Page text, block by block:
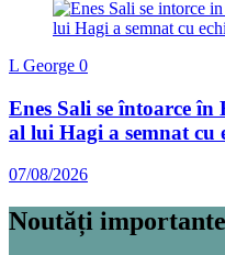
L George 0
Enes Sali se întoarce
al lui Hagi a semnat cu
07/08/2026
Noutăți importante